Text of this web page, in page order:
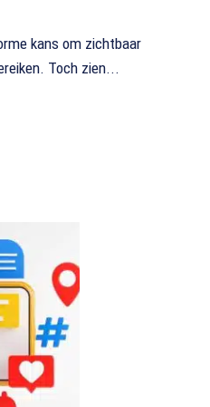
kans om zichtbaar
Toch zien...